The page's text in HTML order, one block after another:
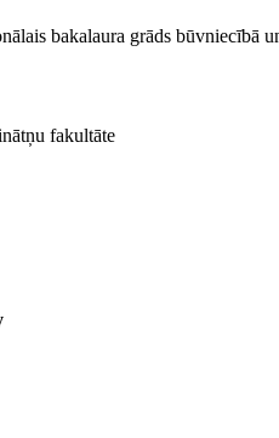
bakalaura grāds būvniecībā
fakultāte